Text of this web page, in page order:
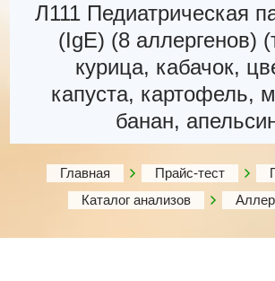
Л111 Педиатрическая
(IgE) (8 аллергенов)
курица, кабачок,
капуста, картофель,
банан,
Главная Прайс-тест
Каталог анализов